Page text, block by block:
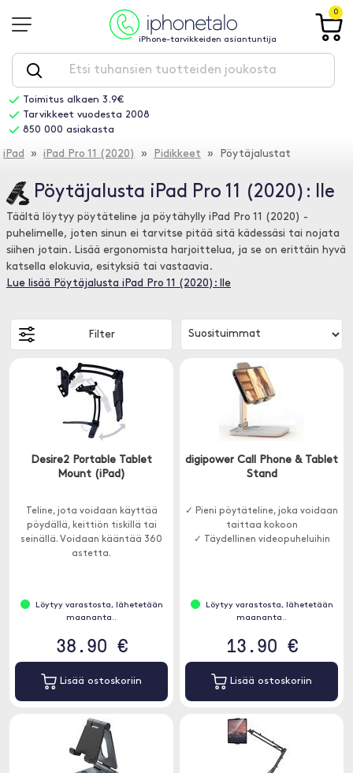
iPhone-tarvikkeiden asiantuntija
0
Toimitus alkaen 3.9€
Tarvikkeet vuodesta 2008
850 000 asiakasta
iPad » iPad Pro 11 (2020) » Pidikkeet » Pöytäjalustat
Pöytäjalusta iPad Pro 11 (2020): lle
Täältä löytyy pöytäteline ja pöytähylly iPad Pro 11 (2020) -
puhelimelle, joten sinun ei tarvitse pitää sitä kädessäsi tai nojata
siihen jotain. Lisää ergonomista harjoittelua, ja se on erittäin hyvä
katsella elokuvia, esityksiä tai vastaavia.
Lue lisää Pöytäjalusta iPad Pro 11 (2020): lle
Filter
Desire2 Portable Tablet
Mount (iPad)
Teline, jota voidaan käyttää
pöydällä, keittiön tiskillä tai
seinällä. Voidaan kääntää 360
astetta.
Löytyy varastosta, lähetetään
maananta..
38.90 €
Lisää ostoskoriin
digipower Call Phone & Tablet
Stand
✓ Pieni pöytäteline, joka voidaan
taittaa kokoon
✓ Täydellinen videopuheluihin
Löytyy varastosta, lähetetään
maananta..
13.90 €
Lisää ostoskoriin